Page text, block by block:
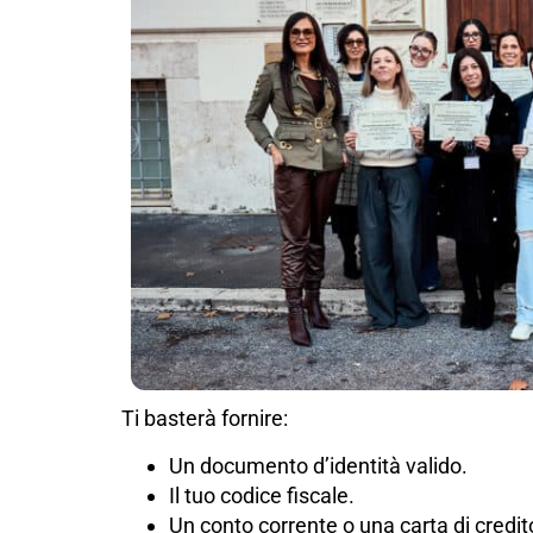
Ti basterà fornire:
Un documento d’identità valido.
Il tuo codice fiscale.
Un conto corrente o una carta di